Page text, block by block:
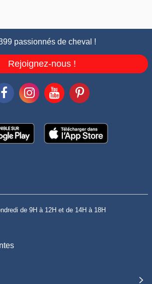
passionnés de cheval !
Rejoignez-nous !
de 9H à 12H et de 14H à 18H